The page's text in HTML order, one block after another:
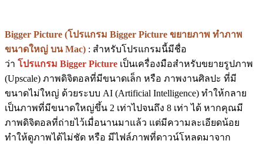
Bigger Picture (โปรแกรม Bigger Picture ขยายภาพ ทำภาพ
ขนาดใหญ่ บน Mac) : สำหรับโปรแกรมนี้มีชื่อ
ว่า โปรแกรม Bigger Picture เป็นเครื่องมือสำหรับขยายรูปภาพ
(Upscale) ภาพดิจิตอลที่มีขนาดเล็ก หรือ ภาพงานศิลปะ ที่มี
ขนาดไม่ใหญ่ ด้วยระบบ AI (Artificial Intelligence) ทำให้กลาย
เป็นภาพที่มีขนาดใหญ่ขึ้น 2 เท่าไปจนถึง 8 เท่า ได้ หากคุณมี
ภาพดิจิตอลที่ถ่ายไว้เมื่อนานมาแล้ว แต่มีความละเอียดน้อย
ทำให้ดูภาพได้ไม่ชัด หรือ มีไฟล์ภาพที่ดาวน์โหลดมาจาก